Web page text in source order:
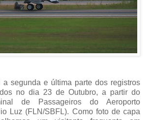
a segunda e última parte dos registros
no dia 23 de Outubro, a partir do
de Passageiros do Aeroporto
Luz (FLN/SBFL). Como foto de capa